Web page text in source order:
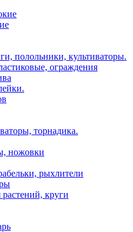
полольники, культиваторы.
ограждения
торнадика.
ножовки
рыхлители
круги